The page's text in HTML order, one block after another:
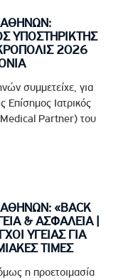
ΑΘΗΝΩΝ:
ΥΠΟΣΤΗΡΙΚΤΗΣ
2026
συμμετείχε, για
Επίσημος Ιατρικός
Partner) του
«BACK
& ΑΣΦΑΛΕΙΑ |
ΥΓΕΙΑΣ ΓΙΑ
ΤΙΜΕΣ
η προετοιμασία